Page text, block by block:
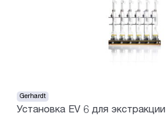
Gerhardt
Установка EV 6 для